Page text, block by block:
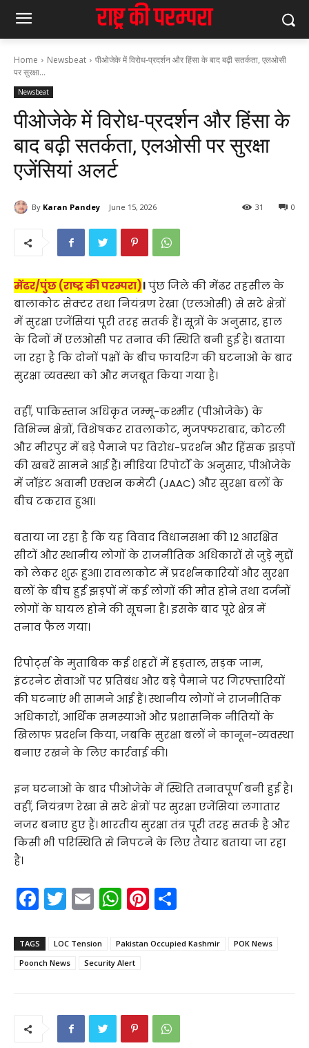
Home Newsbeat
पीओजेके में विरोध-प्रदर्शन और हिंसा के बाद बढ़ी सतर्कता, एलओसी
पर सुरक्षा...
Newsbeat
पीओजेके में विरोध-प्रदर्शन और हिंसा के
बाद बढ़ी सतर्कता, एलओसी पर सुरक्षा
एजेंसियां अलर्ट
By Karan Pandey June 15, 2026 0
31
मेंढर/पुंछ (राष्ट्र की परम्परा)।पुंछ जिले की मेंढर तहसील के
बालाकोट सेक्टर तथा नियंत्रण रेखा (एलओसी) से सटे क्षेत्रों
में सुरक्षा एजेंसियां पूरी तरह सतर्क हैं। सूत्रों के अनुसार, हाल
के दिनों में एलओसी पर तनाव की स्थिति बनी हुई है। बताया
जा रहा है कि दोनों पक्षों के बीच फायरिंग की घटनाओं के बाद
सुरक्षा व्यवस्था को और मजबूत किया गया है।
वहीं, पाकिस्तान अधिकृत जम्मू-कश्मीर (पीओजेके) के
विभिन्न क्षेत्रों, विशेषकर रावलाकोट, मुजफ्फराबाद, कोटली
और मीरपुर में बड़े पैमाने पर विरोध-प्रदर्शन और हिंसक झड़पों
की खबरें सामने आई हैं। मीडिया रिपोर्टों के अनुसार, पीओजेके
में जॉइंट अवामी एक्शन कमेटी (JAAC) और सुरक्षा बलों के
बीच टकराव हुआ।
बताया जा रहा है कि यह विवाद विधानसभा की 12 आरक्षित
सीटों और स्थानीय लोगों के राजनीतिक अधिकारों से जुड़े मुद्दों
को लेकर शुरू हुआ। रावलाकोट में प्रदर्शनकारियों और सुरक्षा
बलों के बीच हुई झड़पों में कई लोगों की मौत होने तथा दर्जनों
लोगों के घायल होने की सूचना है। इसके बाद पूरे क्षेत्र में
तनाव फैल गया।
रिपोर्ट्स के मुताबिक कई शहरों में हड़ताल, सड़क जाम,
इंटरनेट सेवाओं पर प्रतिबंध और बड़े पैमाने पर गिरफ्तारियों
की घटनाएं भी सामने आई हैं। स्थानीय लोगों ने राजनीतिक
अधिकारों, आर्थिक समस्याओं और प्रशासनिक नीतियों के
खिलाफ प्रदर्शन किया, जबकि सुरक्षा बलों ने कानून-व्यवस्था
बनाए रखने के लिए कार्रवाई की।
इन घटनाओं के बाद पीओजेके में स्थिति तनावपूर्ण बनी हुई है।
वहीं, नियंत्रण रेखा से सटे क्षेत्रों पर सुरक्षा एजेंसियां लगातार
नजर बनाए हुए हैं। भारतीय सुरक्षा तंत्र पूरी तरह सतर्क है और
किसी भी परिस्थिति से निपटने के लिए तैयार बताया जा रहा
है।
F
a
c
e
T
w
itt
er
E
m
ai
l
W
h
a
ts
p
p
Pi
nt
er ar
TAGS LOC Tension Pakistan Occupied Kashmir
POK News
Poonch News
Security Alert